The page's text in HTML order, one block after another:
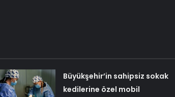
Büyükşehir’in sahipsiz sokak
kedilerine özel mobil